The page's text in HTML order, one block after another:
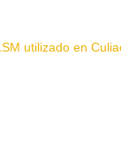
utilizado en